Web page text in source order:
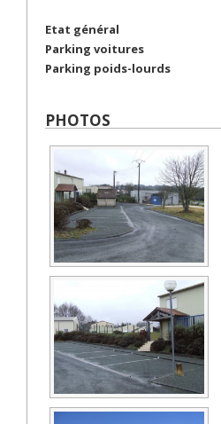
Etat général
Parking voitures
Parking poids-lourds
PHOTOS